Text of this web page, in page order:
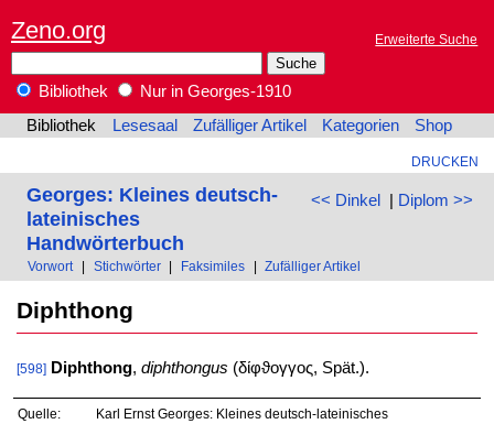
Zeno.org Erweiterte Suche
Bibliothek
Nur in Georges-1910
Bibliothek
Lesesaal Zufälliger Artikel Kategorien Shop
DRUCKEN
<< Dinkel| Diplom >>
Georges: Kleines deutsch-
lateinisches
Handwörterbuch
Vorwort Stichwörter Faksimiles Zufälliger Artikel
Diphthong
[598] Diphthong, diphthongus (δίφϑογγος, Spät.).
Quelle:
Karl Ernst Georges: Kleines deutsch-lateinisches